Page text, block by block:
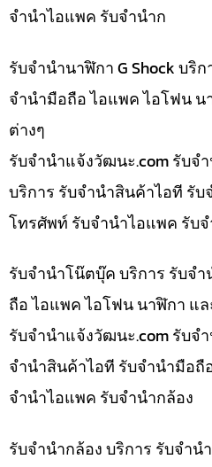
จำนำไอแพค รับจำนำก
รับจำนำนาฬิกา G Shock บริ
จำนำมือถือ ไอแพค ไอโฟน
ต่างๆ
รับจํานําแจ้งวัฒนะ.com รับจ
บริการ รับจำนำสินค้าไอที รั
โทรศัพท์ รับจำนำไอแพค รับ
รับจำนำโน๊ตบุ๊ค บริการ รับจ
ถือ ไอแพค ไอโฟน นาฬิกา แ
รับจํานําแจ้งวัฒนะ.com รับจ
จำนำสินค้าไอที รับจำนำมือถื
จำนำไอแพค รับจำนำกล้อง
รับจำนำกล้อง บริการ รับจำ